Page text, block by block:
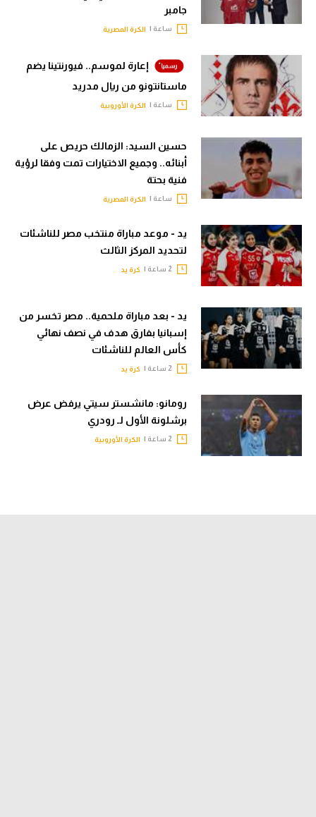
جامبر
ساعة | الكرة المصرية
إعارة لموسم.. فيورنتينا يضم
ماستانتونو من ريال مدريد
ساعة | الكرة الأوروبية
حسين السيد: الزمالك حريص على
أبنائه.. وجميع الاختيارات تمت وفقا لرؤية
فنية بحتة
ساعة | الكرة المصرية
يد - موعد مباراة منتخب مصر للناشئات
لتحديد المركز الثالث
كرة يد
يد - بعد مباراة ملحمية.. مصر تخسر من
إسبانيا بفارق هدف في نصف نهائي
كأس العالم للناشئات
كرة يد
رومانو: مانشستر سيتي يرفض عرض
برشلونة الأول لـ رودري
الكرة الأوروبية